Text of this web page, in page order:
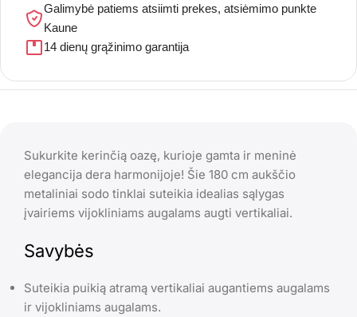
Galimybė patiems atsiimti prekes, atsiėmimo punkte
Kaune
14 dienų grąžinimo garantija
Sukurkite kerinčią oazę, kurioje gamta ir meninė
elegancija dera harmonijoje! Šie 180 cm aukščio
metaliniai sodo tinklai suteikia idealias sąlygas
įvairiems vijokliniams augalams augti vertikaliai.
Savybės
Suteikia puikią atramą vertikaliai augantiems augalams
ir vijokliniams augalams.